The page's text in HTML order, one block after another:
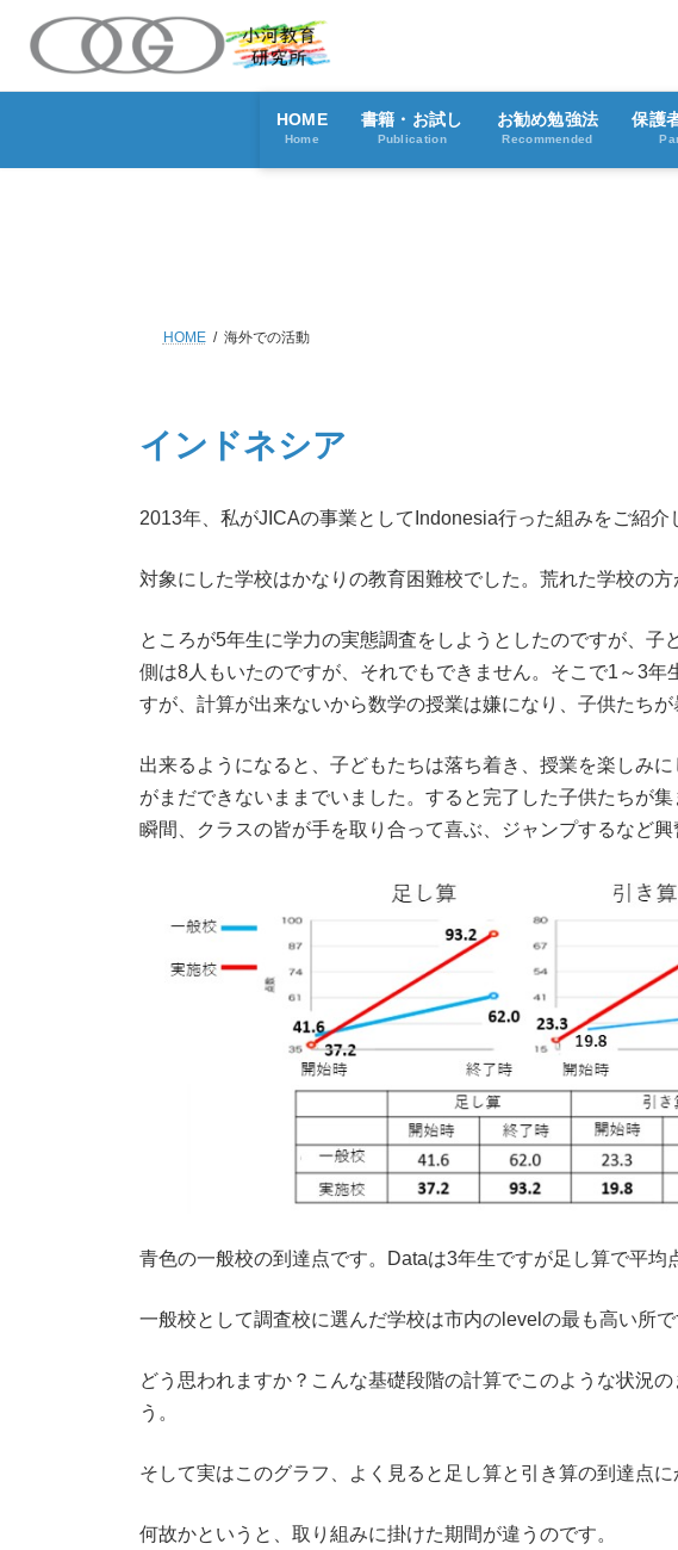
HOME
Home
書籍・お試し
Publication
お勧め勉強法
Recommended
保護
HOME 海外での活動
インドネシア
2013年、私がJICAの事業としてIndonesia行った組みをご紹介
対象にした学校はかなりの教育困難校でした。荒れた学校の
ところが5年生に学力の実態調査をしようとしたのですが、
側は8人もいたのですが、それでもできません。そこで1～3
すが、計算が出来ないから数学の授業は嫌になり、子供たちが
出来るようになると、子どもたちは落ち着き、授業を楽しみ
がまだできないままでいました。すると完了した子供たちが
瞬間、クラスの皆が手を取り合って喜ぶ、ジャンプするなど
青色の一般校の到達点です。Dataは3年生ですが足し算で平
一般校として調査校に選んだ学校は市内のlevelの最も高い所
どう思われますか？こんな基礎段階の計算でこのような状況
う。
そして実はこのグラフ、よく見ると足し算と引き算の到達点に
何故かというと、取り組みに掛けた期間が違うのです。